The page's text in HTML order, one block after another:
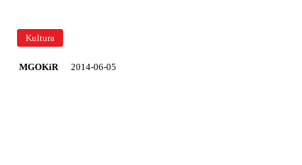
Kultura
MGOKiR 2014-06-05